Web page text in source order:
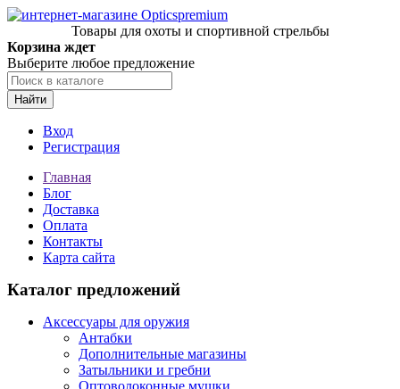
Товары для охоты и спортивной стрельбы
Корзина ждет
Выберите любое предложение
Найти
Вход
Регистрация
Главная
Блог
Доставка
Оплата
Контакты
Карта сайта
Каталог предложений
Аксессуары для оружия
Антабки
Дополнительные магазины
Затыльники и гребни
Оптоволоконные мушки